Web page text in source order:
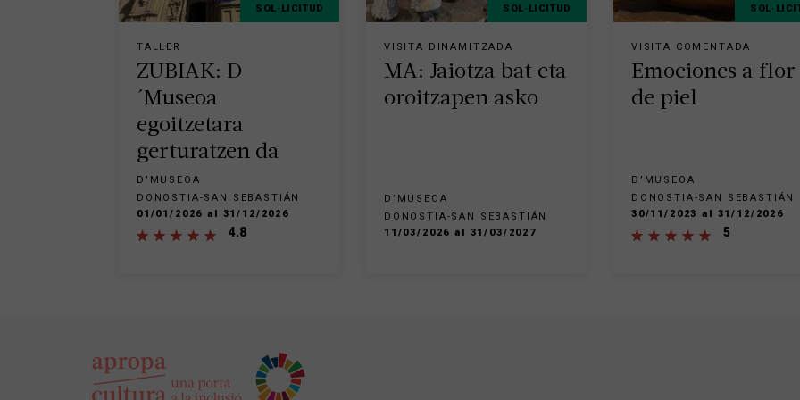
SOL·LICITUD
TALLER
ZUBIAK: D
´Museoa
egoitzetara
gerturatzen da
D’MUSEOA
DONOSTIA-SAN SEBASTIÁN
01/01/2026 al 31/12/2026
4.8
SOL·LICITUD
VISITA DINAMITZADA
MA: Jaiotza bat eta
oroitzapen asko
D’MUSEOA
DONOSTIA-SAN SEBASTIÁN
11/03/2026 al 31/03/2027
VISITA COMENTADA
Emociones a flor
de piel
D’MUSEOA
DONOSTIA-SAN SEBASTIÁN
30/11/2023 al 31/12/2026
5